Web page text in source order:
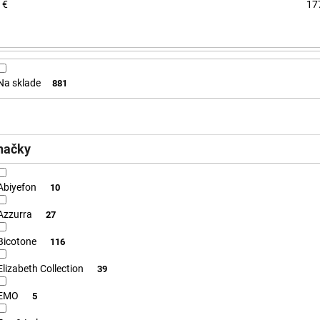
€
sklade 881
10
27
116
Collection 39
5